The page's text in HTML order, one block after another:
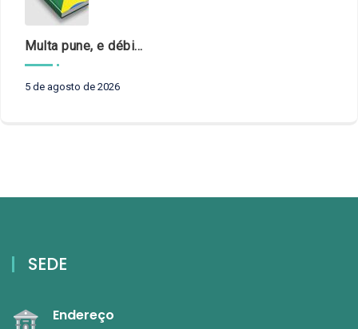
Multa pune, e débito recompõe. § 3º do art. 71 da Constituição: um problema de legística formal
5 de agosto de 2026
SEDE
Endereço